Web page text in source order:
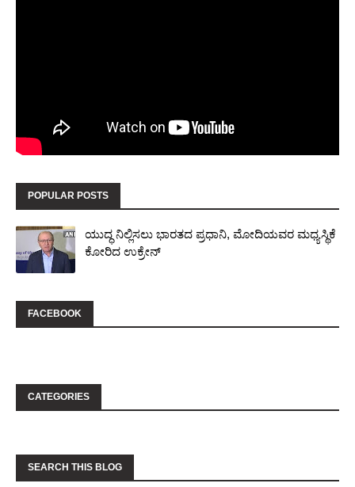
POPULAR POSTS
ಯುದ್ಧ ನಿಲ್ಲಿಸಲು ಭಾರತದ ಪ್ರಧಾನಿ, ಮೋದಿಯವರ ಮಧ್ಯಸ್ಥಿಕೆ
ಕೋರಿದ ಉಕ್ರೇನ್
FACEBOOK
CATEGORIES
SEARCH THIS BLOG